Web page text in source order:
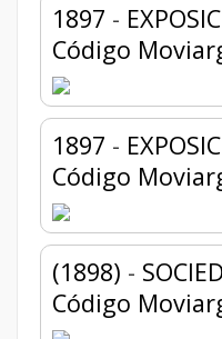
1897 -
Código
1897 -
Código
(1898) -
Código